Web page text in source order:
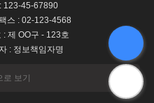
123-45-67890
스 : 02-123-4568
: 제 OO구 - 123호
: 정보책임자명
보기